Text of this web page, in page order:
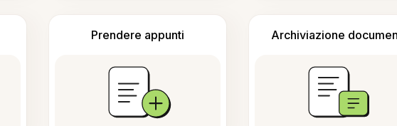
Prendere appunti Archiviazione